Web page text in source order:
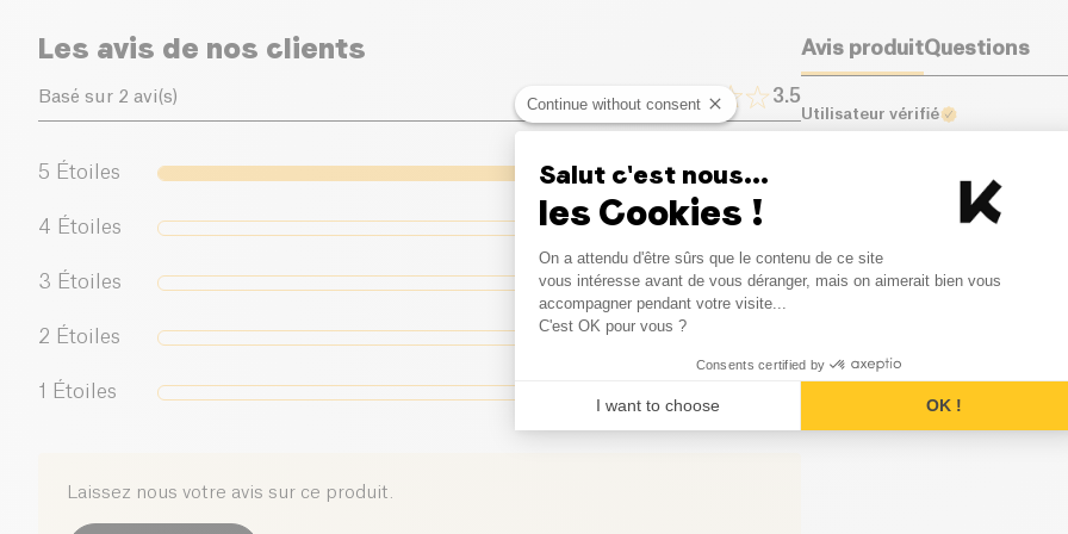
Protéines (g)
Sel (g)
Les avis de nos clients
Basé sur 2 avi(s) 3.5
5 Étoiles
4 Étoiles 0
3 Étoiles 0 avis
2 Étoiles
1 Étoiles
Laissez nous votre avis sur ce produit.
Avis produitQuestions
Utilisateur vérifié
Super gout et texture parfait,
Continue without consent
Salut c'est nous...
les Cookies !
Consent Management
On a attendu d'être sûrs que le contenu de ce site
vous intéresse avant de vous déranger, mais on aimerait bien vous
accompagner pendant votre visite...
C'est OK pour vous ?
Consents certified by
I want to choose OK !
Axeptio consent